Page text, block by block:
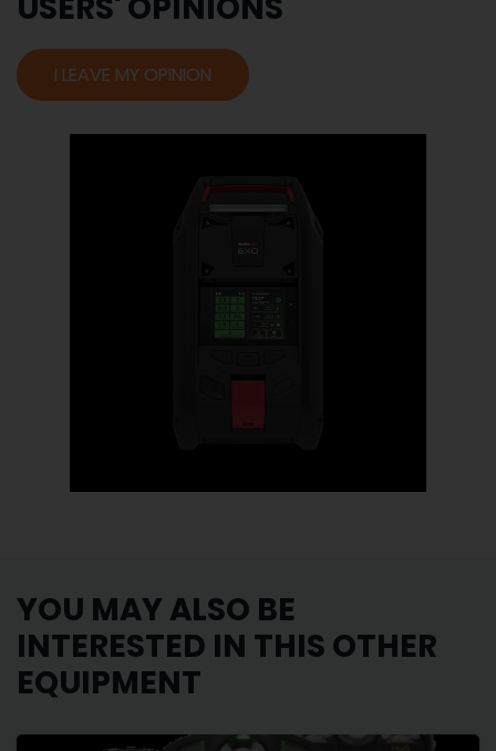
I LEAVE MY OPINION
YOU MAY ALSO BE
INTERESTED IN THIS OTHER
EQUIPMENT